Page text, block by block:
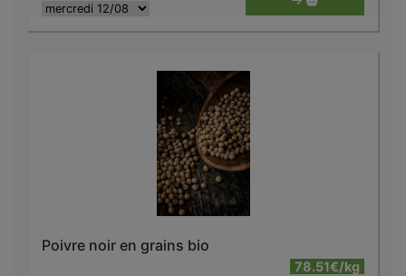
Poivre noir en grains bio
78.51€/kg